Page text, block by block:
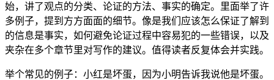
始，讲了观点的分类、论证的方法、事实的确定。里面举了许
多例子，提到方方面面的细节。像是我们应该怎么保证了解到
的信息是事实，如何避免论证过程中容易犯的一些错误，以及
夹杂在多个章节里对写作的建议。值得读者反复体会并实践。
举个常见的例子：小红是坏蛋，因为小明告诉我说他是坏蛋。